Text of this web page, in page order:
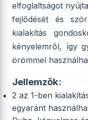
elfoglaltságot
fejlődését és
kialakítás
kényelemről, így
örömmel
Jellemzők:
2 az 1-ben
egyaránt